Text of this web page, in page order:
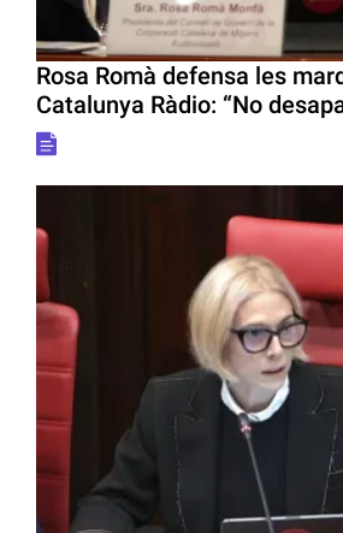
Rosa Romà defensa les
Catalunya Ràdio: “No